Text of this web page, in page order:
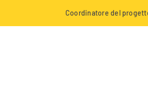
Coordinatore del